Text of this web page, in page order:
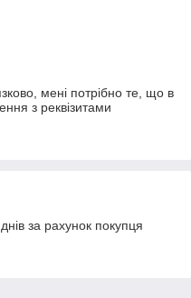
мені потрібно те, що в
з реквізитами
за рахунок покупця